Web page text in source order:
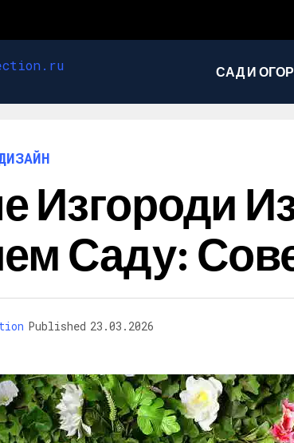
САД И
Изгороди
Саду:
Published 23.03.2026